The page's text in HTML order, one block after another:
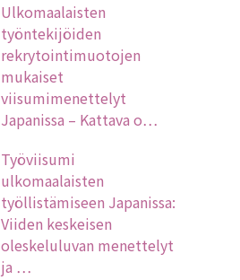
Ulkomaalaisten
työntekijöiden
rekrytointimuotojen
mukaiset
viisumimenettelyt
Japanissa – Kattava o…
Työviisumi
ulkomaalaisten
työllistämiseen Japanissa:
Viiden keskeisen
oleskeluluvan menettelyt
ja …